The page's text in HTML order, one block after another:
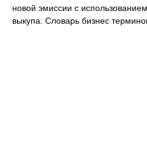
новой эмиссии с
выкупа. Словарь бизнес